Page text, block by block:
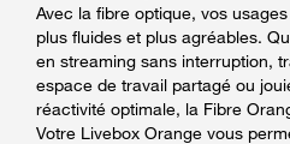
Avec la fibre optique, vos
plus fluides et plus agréables.
en streaming sans interruption,
espace de travail partagé ou
réactivité optimale, la Fibre
Votre Livebox Orange vous